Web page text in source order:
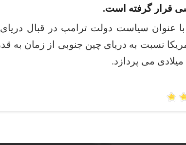
قرار گرفته ­است.
عنوان سیاست دولت ترامپ در قبال دریای
نسبت به دریای چین جنوبی از زمان به